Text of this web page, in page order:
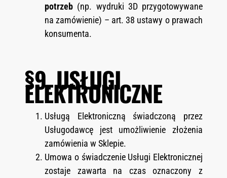
potrzeb (np. wydruki 3D przygotowywane
na zamówienie) – art. 38 ustawy o prawach
konsumenta.
§9. USŁUGI
ELEKTRONICZNE
Usługą Elektroniczną świadczoną przez
Usługodawcę jest umożliwienie złożenia
zamówienia w Sklepie.
Umowa o świadczenie Usługi Elektronicznej
zostaje zawarta na czas oznaczony z